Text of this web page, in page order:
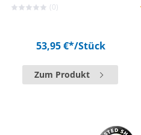
(0)
53,95 €*/Stück
Zum Produkt